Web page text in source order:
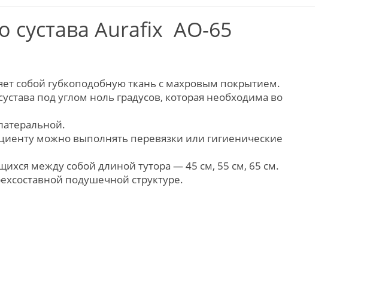
Aurafix AO-65
собой губкоподобную ткань с махровым покрытием.
под углом ноль градусов, которая необходима во
можно выполнять перевязки или гигиенические
между собой длиной тутора — 45 см, 55 см, 65 см.
подушечной структуре.